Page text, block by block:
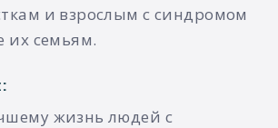
и взрослым с синдромом
их семьям.​
жизнь людей с